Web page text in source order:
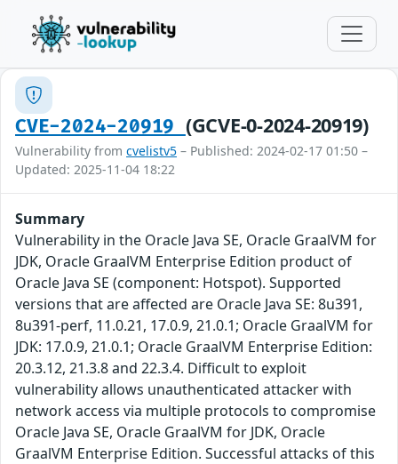
CVE-2024-20919 (GCVE-0-2024-20919)
Vulnerability from cvelistv5 – Published: 2024-02-17 01:50 –
Updated: 2025-11-04 18:22
Summary
Vulnerability in the Oracle Java SE, Oracle GraalVM for
JDK, Oracle GraalVM Enterprise Edition product of
Oracle Java SE (component: Hotspot). Supported
versions that are affected are Oracle Java SE: 8u391,
8u391-perf, 11.0.21, 17.0.9, 21.0.1; Oracle GraalVM for
JDK: 17.0.9, 21.0.1; Oracle GraalVM Enterprise Edition:
20.3.12, 21.3.8 and 22.3.4. Difficult to exploit
vulnerability allows unauthenticated attacker with
network access via multiple protocols to compromise
Oracle Java SE, Oracle GraalVM for JDK, Oracle
GraalVM Enterprise Edition. Successful attacks of this